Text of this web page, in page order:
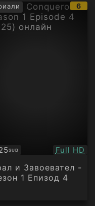
6
SUB Full HD
и Завоевател -
1 Епизод 4